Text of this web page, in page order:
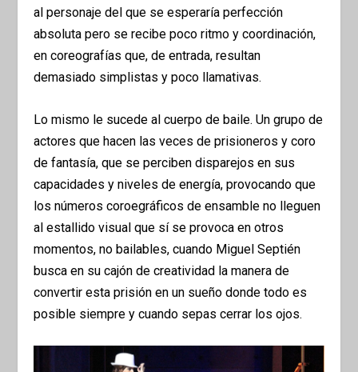
al personaje del que se esperaría perfección
absoluta pero se recibe poco ritmo y coordinación,
en coreografías que, de entrada, resultan
demasiado simplistas y poco llamativas.
Lo mismo le sucede al cuerpo de baile. Un grupo de
actores que hacen las veces de prisioneros y coro
de fantasía, que se perciben disparejos en sus
capacidades y niveles de energía, provocando que
los números coroegráficos de ensamble no lleguen
al estallido visual que sí se provoca en otros
momentos, no bailables, cuando Miguel Septién
busca en su cajón de creatividad la manera de
convertir esta prisión en un sueño donde todo es
posible siempre y cuando sepas cerrar los ojos.